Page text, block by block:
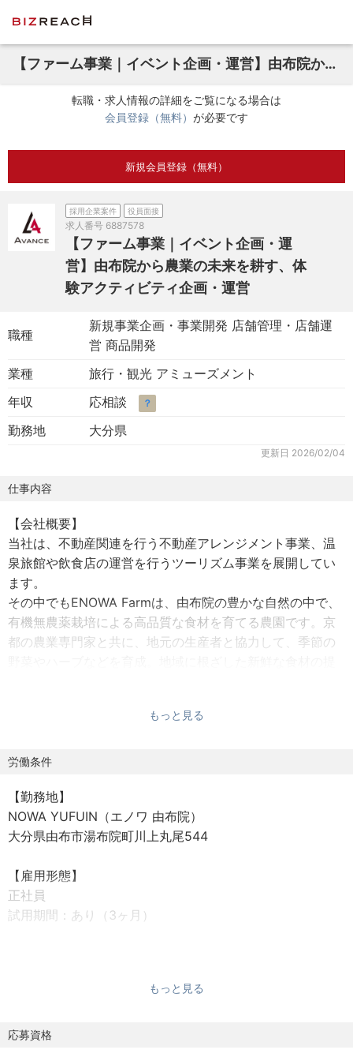
【ファーム事業｜イベント企画・運営】由布院から農業の未来を耕す、体験アクティビティ企画・運営
転職・求人情報の詳細をご覧になる場合は
会員登録（無料） が必要です
新規会員登録（無料）
採用企業案件 役員面接
求人番号 6887578
【ファーム事業｜イベント企画・運
営】由布院から農業の未来を耕す、体
験アクティビティ企画・運営
職種
新規事業企画・事業開発 店舗管理・店舗運
営 商品開発
業種
旅行・観光 アミューズメント
年収
応相談 ？
勤務地 大分県
更新日 2026/02/04
仕事内容
【会社概要】
当社は、不動産関連を行う不動産アレンジメント事業、温
泉旅館や飲食店の運営を行うツーリズム事業を展開してい
ます。
その中でもENOWA Farmは、由布院の豊かな自然の中で、
有機無農薬栽培による高品質な食材を育てる農園です。京
都の農業専門家と共に、地元の生産者と協力して、季節の
【ファームのめざすもの】
ません。だから自分たちで作るしかありません。
り、有機栽培で野菜も土地も傷つけることなく、本来のチ
カラを持っている食材を育てています。
さらに地元の生産者の方々とも積極適に交流をして、由布
それは食材、人、そして地域の未来です。
イベント当日の運営や、農園スタッフとの連携まで対応い
もっと見る
労働条件
【勤務地】
NOWA YUFUIN（エノワ 由布院）
大分県由布市湯布院町川上丸尾544
【雇用形態】
正社員
試用期間：あり（3ヶ月）
年間休日105日
もっと見る
応募資格